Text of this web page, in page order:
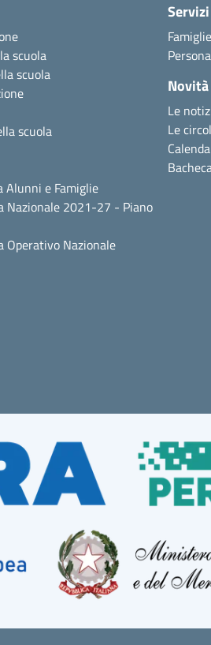
scuola
scuola
scuola
Alunni e Famiglie
Nazionale 2021-27 - Piano
Operativo Nazionale
Servizi
Novità
Le
Le